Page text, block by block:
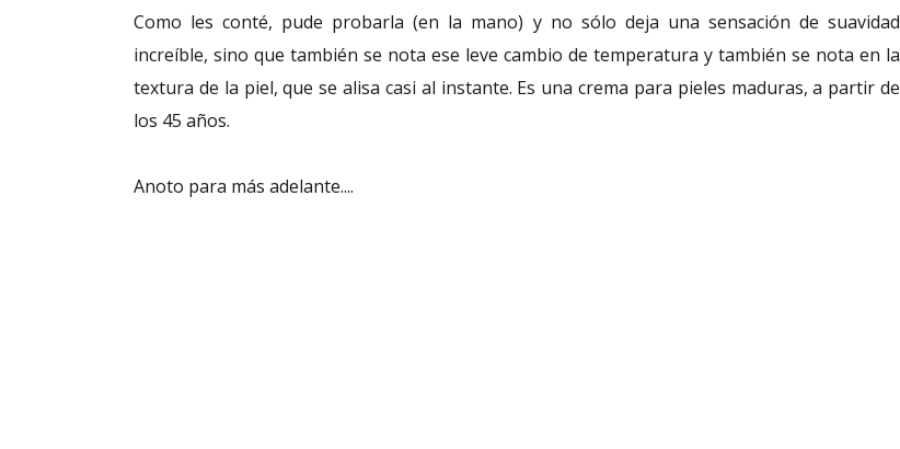
Como les conté, pude probarla (en la mano) y no sólo deja una sensación de suavidad
increíble, sino que también se nota ese leve cambio de temperatura y también se nota en la
textura de la piel, que se alisa casi al instante. Es una crema para pieles maduras, a partir de
los 45 años.
Anoto para más adelante....